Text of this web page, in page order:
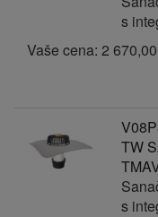
s
Vaše cena: 2
TW
s